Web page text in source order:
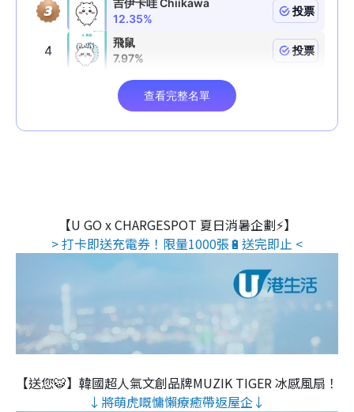
【U GO x CHARGESPOT 夏日消暑企劃⚡】
> 打卡即送充電券！限量1000張🔋送完即止 <
【送您🐯】韓國超人氣文創品牌MUZIK TIGER 冰感風扇！
↓將萌虎嘅慵懶療癒帶返屋企↓